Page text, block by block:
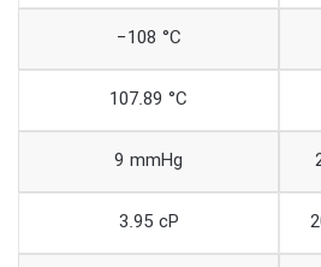
−108 °C
107.89 °C
9 mmHg
3.95 cP